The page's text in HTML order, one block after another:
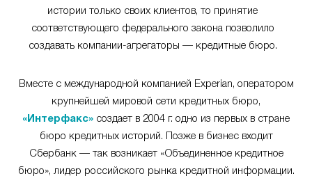
истории только своих клиентов, то принятие
соответствующего федерального закона позволило
создавать компании-агрегаторы — кредитные бюро.
Вместе с международной компанией Experian, оператором
крупнейшей мировой сети кредитных бюро,
«Интерфакс» создает в 2004 г. одно из первых в стране
бюро кредитных историй. Позже в бизнес входит
Сбербанк — так возникает «Объединенное кредитное
бюро», лидер российского рынка кредитной информации.